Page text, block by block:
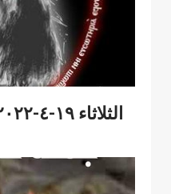
الثلاثاء ١٩-٤-٢٠٢٢م- ١١ برمودة ١٧٣٨ ش